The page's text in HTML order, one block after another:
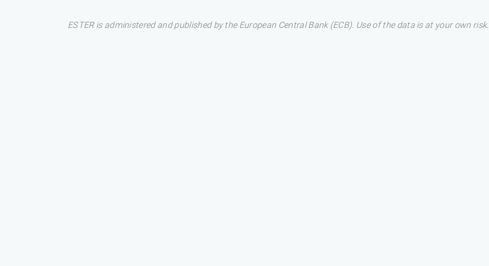
ESTER is administered and published by the European Central Bank (ECB). Use of the data is at your own risk.